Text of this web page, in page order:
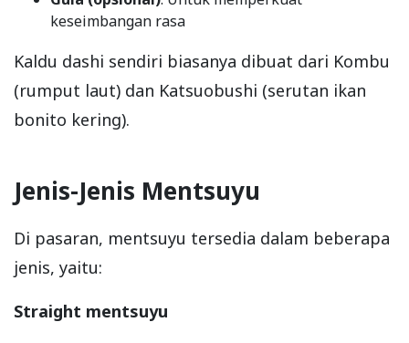
keseimbangan rasa
Kaldu dashi sendiri biasanya dibuat dari Kombu
(rumput laut) dan Katsuobushi (serutan ikan
bonito kering).
Jenis-Jenis Mentsuyu
Di pasaran, mentsuyu tersedia dalam beberapa
jenis, yaitu:
Straight mentsuyu